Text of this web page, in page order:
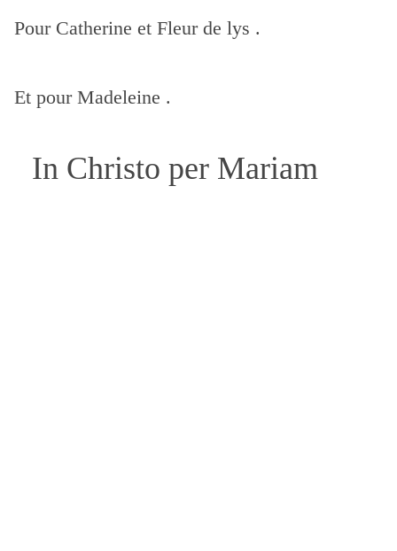
Pour Catherine et Fleur de lys .
Et pour Madeleine .
In Christo per Mariam